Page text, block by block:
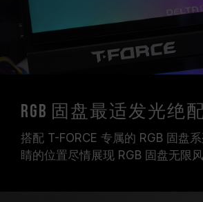
RGB 固盘最适发光绝
搭配 T-FORCE 专属的 RGB 固盘
睛的位置尽情展现 RGB 固盘无限风